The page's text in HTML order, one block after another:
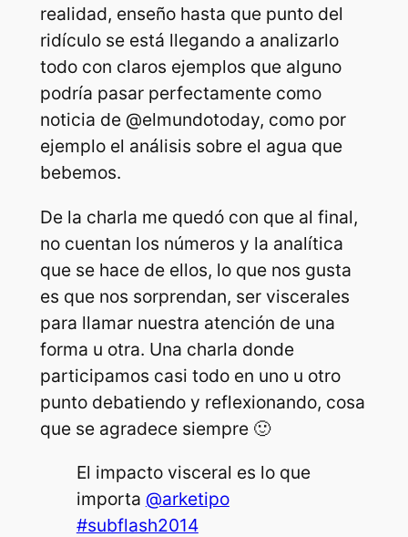
realidad, enseño hasta que punto del
ridículo se está llegando a analizarlo
todo con claros ejemplos que alguno
podría pasar perfectamente como
noticia de @elmundotoday, como por
ejemplo el análisis sobre el agua que
bebemos.
De la charla me quedó con que al final,
no cuentan los números y la analítica
que se hace de ellos, lo que nos gusta
es que nos sorprendan, ser viscerales
para llamar nuestra atención de una
forma u otra. Una charla donde
participamos casi todo en uno u otro
punto debatiendo y reflexionando, cosa
que se agradece siempre 🙂
El impacto visceral es lo que
importa @arketipo
#subflash2014